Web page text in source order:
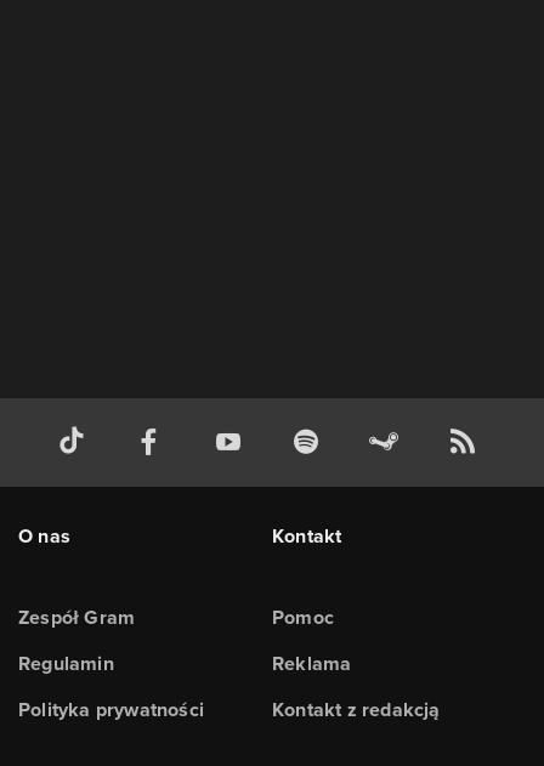
O nas
Zespół Gram
Regulamin
Polityka prywatności
Kontakt
Pomoc
Reklama
Kontakt z redakcją